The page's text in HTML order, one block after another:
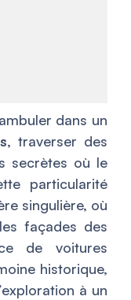
dans un
, traverser des
secrètes où le
particularité
singulière, où
façades des
de voitures
historique,
à un